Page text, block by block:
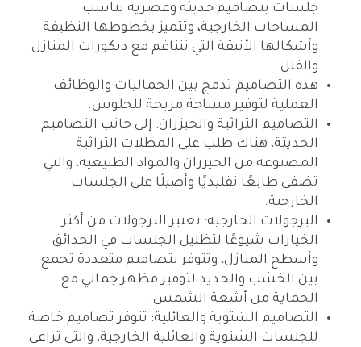
جلسات بتصاميم حديثة وعصرية تناسب
المساحات الخارجية، وتتميز بخطوطها النظيفة
وأشكالها الأنيقة التي تتناغم مع ديكورات المنازل
والفلل.
هذه التصاميم تدمج بين الجماليات والوظائف
العملية لتوفير مساحة مريحة للجلوس.
التصاميم التراثية والخيزران: إلى جانب التصاميم
الحديثة، هناك طلب على المظلات التراثية
المصنوعة من الخيزران والمواد الطبيعية، والتي
تضفي طابعًا تقليديًا وأصيلًا على الجلسات
الخارجية.
البرجولات الخارجية: تعتبر البرجولات من أكثر
الخيارات شيوعًا لتظليل الجلسات في الحدائق
وأسطح المنازل، وتتوفر بتصاميم متعددة تجمع
بين الخشب والحديد لتوفير مظهر جمالي مع
الحماية من أشعة الشمس.
التصاميم الشتوية والعائلية: تتوفر تصاميم خاصة
للجلسات الشتوية والعائلية الخارجية، والتي تراعي